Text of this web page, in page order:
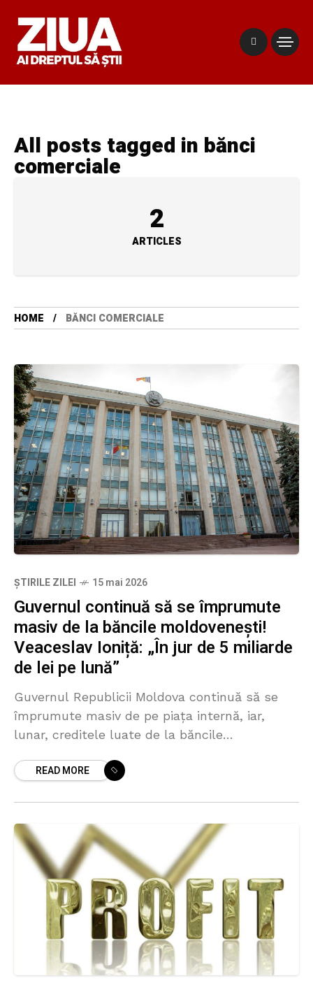
All posts tagged in bănci
comerciale
2
ARTICLES
HOME BĂNCI COMERCIALE
ȘTIRILE ZILEI 15 mai 2026
Guvernul continuă să se împrumute
masiv de la băncile moldovenești!
Veaceslav Ioniță: „În jur de 5 miliarde
de lei pe lună”
Guvernul Republicii Moldova continuă să se
împrumute masiv de pe piața internă, iar,
lunar, creditele luate de la băncile
lei. Mai mult,
READ MORE